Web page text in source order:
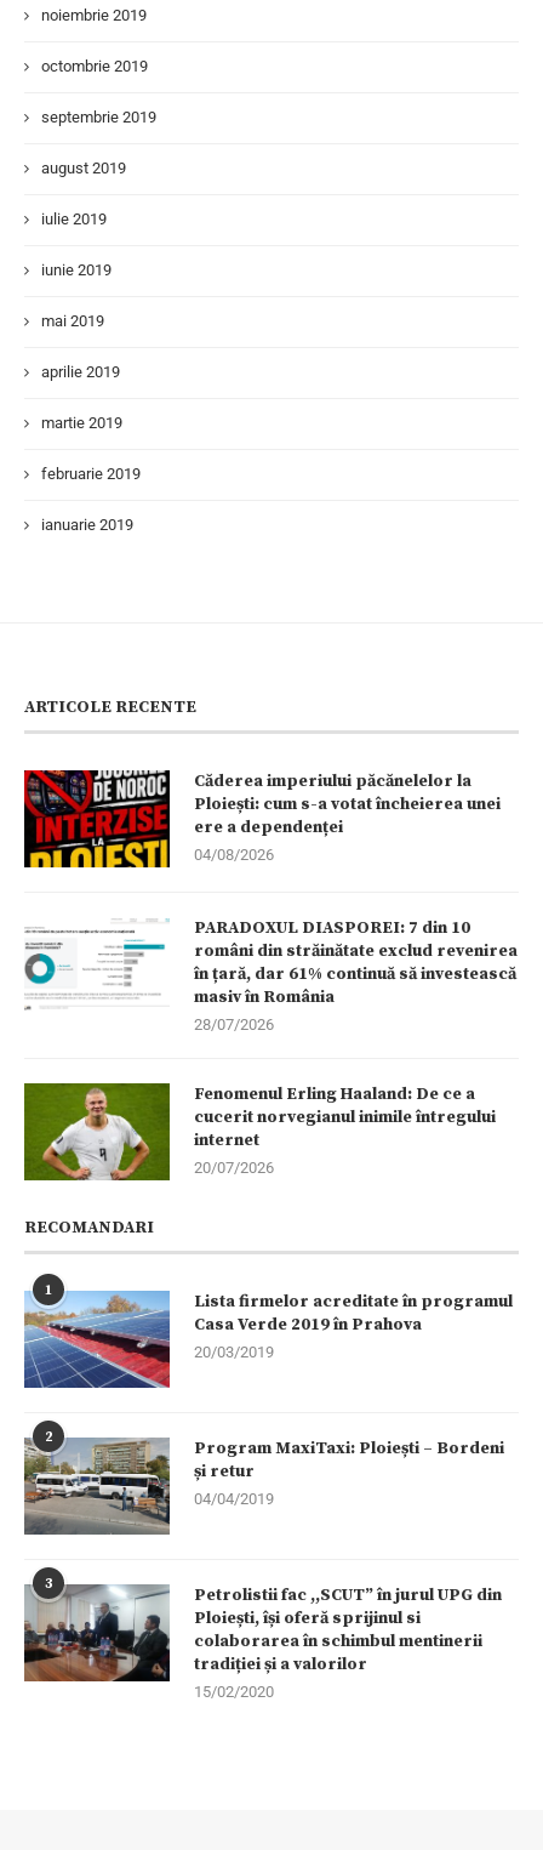
noiembrie 2019
octombrie 2019
septembrie 2019
august 2019
iulie 2019
iunie 2019
mai 2019
aprilie 2019
martie 2019
februarie 2019
ianuarie 2019
ARTICOLE RECENTE
Căderea imperiului păcănelelor la
Ploiești: cum s-a votat încheierea unei
ere a dependenței
04/08/2026
PARADOXUL DIASPOREI: 7 din 10
români din străinătate exclud revenirea
în țară, dar 61% continuă să investească
masiv în România
28/07/2026
Fenomenul Erling Haaland: De ce a
cucerit norvegianul inimile întregului
internet
20/07/2026
RECOMANDARI
1
Lista firmelor acreditate în programul
Casa Verde 2019 în Prahova
20/03/2019
2
Program MaxiTaxi: Ploiești – Bordeni
și retur
04/04/2019
3
Petrolistii fac ,,SCUT” în jurul UPG din
Ploiești, își oferă sprijinul si
colaborarea în schimbul mentinerii
tradiției și a valorilor
15/02/2020